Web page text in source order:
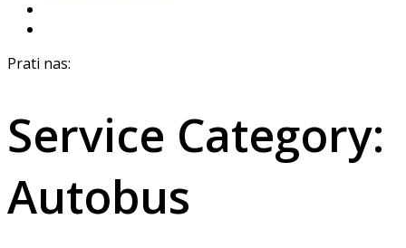
Prati nas:
Service Category:
Autobus